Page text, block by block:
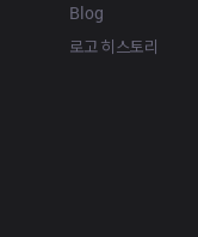
Blog
로고 히스토리